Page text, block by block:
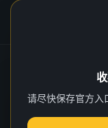
黑夜告白
第 3 集
请尽快保存官方入